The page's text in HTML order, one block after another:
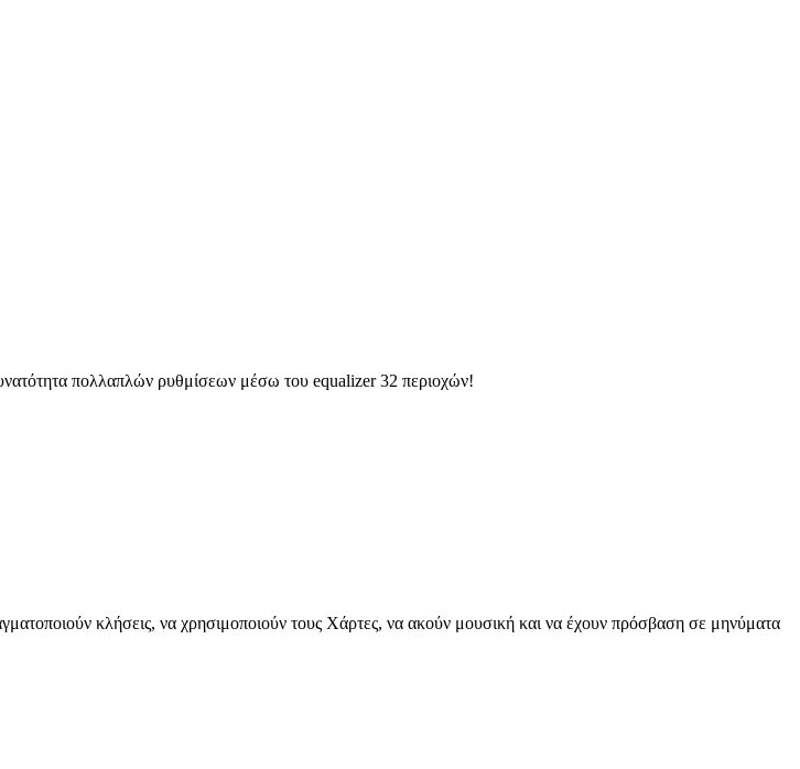
πολλαπλών ρυθμίσεων μέσω του equalizer 32 περιοχών!
κλήσεις, να χρησιμοποιούν τους Χάρτες, να ακούν μουσική και να έχουν πρόσβαση σε μηνύματα